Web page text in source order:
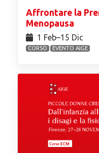
Affrontare la
Menopausa
1 Feb⁠–15 Dic
CORSO EVENTO AIGE